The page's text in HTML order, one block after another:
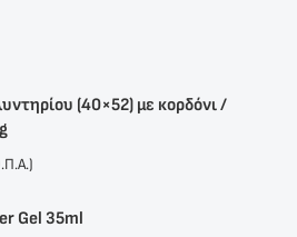
(40×52) με κορδόνι /
Gel 35ml